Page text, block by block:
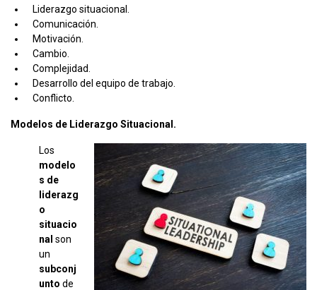
Liderazgo situacional.
Comunicación.
Motivación.
Cambio.
Complejidad.
Desarrollo del equipo de trabajo.
Conflicto.
Modelos de Liderazgo Situacional.
Los
modelo
s de
liderazg
o
situacio
nal son
un
subconj
unto de